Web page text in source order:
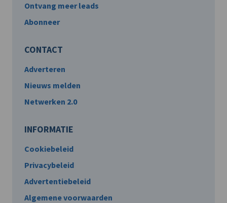
Ontvang meer leads
Abonneer
CONTACT
Adverteren
Nieuws melden
Netwerken 2.0
INFORMATIE
Cookiebeleid
Privacybeleid
Advertentiebeleid
Algemene voorwaarden